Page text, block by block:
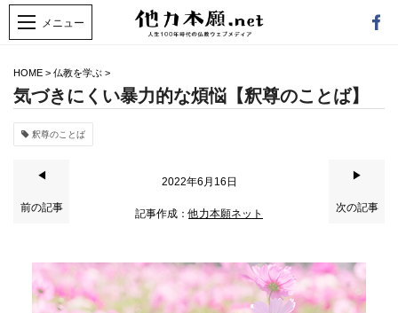
HOME > 仏教を学ぶ >
気づきにくい暴力的な煩悩【釈尊のことば】
釈尊のことば
◀
前の記事
2022年6月16日
記事作成：他力本願ネット
▶
次の記事